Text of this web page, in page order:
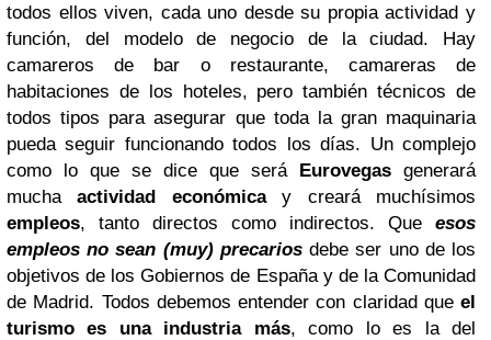
todos ellos viven, cada uno desde su propia actividad y
función, del modelo de negocio de la ciudad. Hay
camareros de bar o restaurante, camareras de
habitaciones de los hoteles, pero también técnicos de
todos tipos para asegurar que toda la gran maquinaria
pueda seguir funcionando todos los días. Un complejo
como lo que se dice que será Eurovegas generará
muchaactividad económicay creará muchísimos
empleos, tanto directos como indirectos. Que esos
empleos no sean (muy) precariosdebe ser uno de los
objetivos de los Gobiernos de España y de la Comunidad
de Madrid. Todos debemos entender con claridad que el
turismo es una industria más, como lo es la del